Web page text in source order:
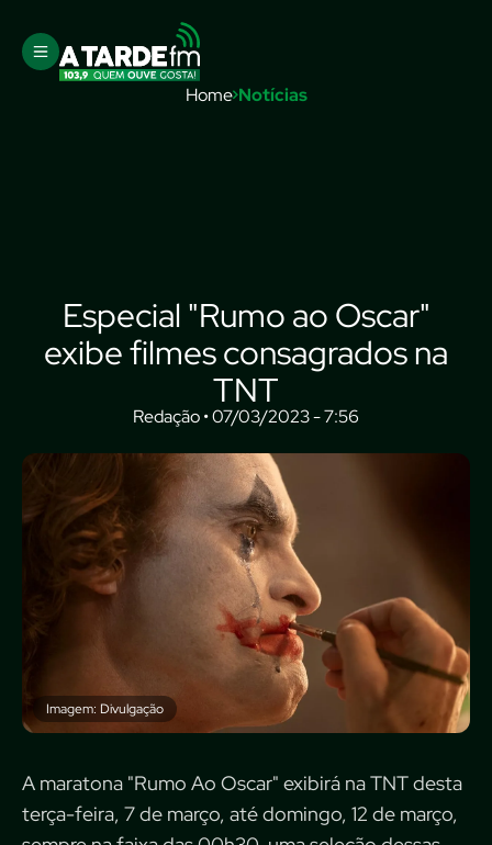
Home Notícias
Especial "Rumo ao Oscar"
exibe filmes consagrados na
TNT
Redação • 07/03/2023 - 7:56
Imagem: Divulgação
A maratona "Rumo Ao Oscar" exibirá na TNT desta
terça-feira, 7 de março, até domingo, 12 de março,